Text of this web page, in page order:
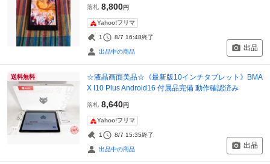
落札 8,800円
Yahoo!フリマ
1 8/7 16:48終了
出品中の商品 出品
送料無料
☆液晶画面美品☆《最新版10インチタブレット》BMA
X I10 Plus Android16 付属品完備 動作確認済み
落札 8,640円
Yahoo!フリマ
1 8/7 15:35終了
出品中の商品 出品